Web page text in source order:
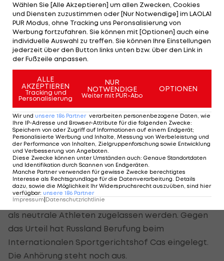
Für zwei Jahre suspendiert wird der Weitspringer
Dmitri Bobkov. Die Sperre gilt der RUSADA zufolge
rückwirkend zum 3. März. Bei dem Sportler wurde
eine verbotene Substanz in einer Probe
gefunden.
Russland steht seit Jahren in der Kritik, dass
Sportler systematisch gedopt sind. Aktuell sieht
sich Moskau Vorwürfen ausgesetzt, Labordaten
von Dopingtests manipuliert zu haben.
Die Welt-Anti-Doping-Agentur (WADA) hatte
Russland deshalb für vier Jahre für internationale
Großwettkämpfe wie Olympische Spiele und
Weltmeisterschaften gesperrt. Nur Sportler, die
sich unabhängigen Kontrollen unterziehen, sollen
als neutrale Athleten zugelassen werden. Gegen
das Urteil hat Russland Berufung beim
Internationalen Sportgerichtshof Cas eingelegt.
Die Anhörung steht noch aus.
Wählen Sie [Alle Akzeptieren] um allen Zwecken, Cookies
und Diensten zuzustimmen oder [Nur Notwendige] im LAOLA1
PUR Modus, ohne Tracking uns Peronsalisierung von
Werbung fortzufahren. Sie können mit [Optionen] auch eine
individuelle Auswahl zu treffen. Sie können Ihre Einstellungen
jederzeit über den Button links unten bzw. über den Link in
der Fußzeile anpassen.
ALLE
AKZEPTIEREN
Tracking und
Personalisierung
NUR
NOTWENDIGE
Weiter mit PUR-Abo
OPTIONEN
Wir und unsere 186 Partner verarbeiten personenbezogene Daten, wie
Ihre IP-Adresse und Browser-Attribute für die folgenden Zwecke:
Speichern von oder Zugriff auf Informationen auf einem Endgerät;
Personalisierte Werbung und Inhalte, Messung von Werbeleistung und
der Performance von Inhalten, Zielgruppenforschung sowie Entwicklung
und Verbesserung von Angeboten
Diese Zwecke können unter Umständen auch: Genaue Standortdaten
und Identifikation durch Scannen von Endgeräten
Manche Partner verwenden für gewisse Zwecke berechtigtes
Interesse als Rechtsgrundlage für die Datenverarbeitung. Details
dazu, sowie die Möglichkeit Ihr Widerspruchsrecht auszuüben, sind hier
verfügbar: unsere 186 Partner
Impressum|Datenschutzrichtlinie